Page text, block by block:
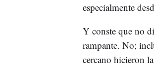
especialmente
Y conste que no
rampante. No;
cercano hicieron